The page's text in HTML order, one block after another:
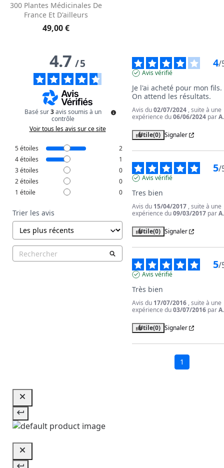
300 Plantes Médicinales De
France Et D'ailleurs
49,00 €
4.7/5
Basé sur3avis soumis à un
contrôle
Voir tous les avis sur ce site
5étoiles
2
4étoiles
1
3étoiles
0
2étoiles
0
1 étoile 0
Trier les avis
4/
Avis vérifié
Je l'ai acheté pour mon fils.
On attend les résultats.
Avis du02/07/2024 , suite à une
expérience du06/06/2024 par
Utile(0) Signaler
5/
Avis vérifié
Tres bien
Avis du 15/04/2017 , suite à une
expérience du09/03/2017 par
Utile(0) Signaler
5/
Avis vérifié
Très bien
Avis du 17/07/2016 , suite à une
expérience du03/07/2016 par
Utile(0) Signaler
1